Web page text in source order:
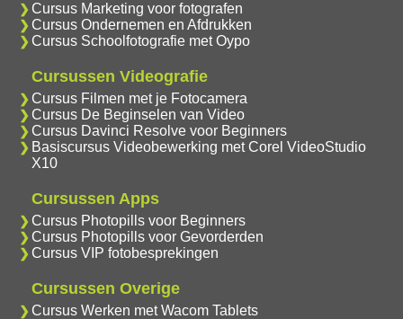
Cursus Marketing voor fotografen
Cursus Ondernemen en Afdrukken
Cursus Schoolfotografie met Oypo
Cursussen Videografie
Cursus Filmen met je Fotocamera
Cursus De Beginselen van Video
Cursus Davinci Resolve voor Beginners
Basiscursus Videobewerking met Corel VideoStudio
X10
Cursussen Apps
Cursus Photopills voor Beginners
Cursus Photopills voor Gevorderden
Cursus VIP fotobesprekingen
Cursussen Overige
Cursus Werken met Wacom Tablets